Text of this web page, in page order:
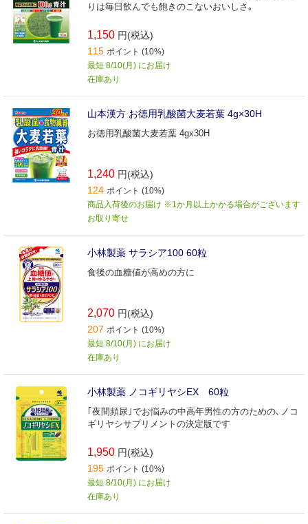
りは毎日飲んでも飽きのこないおいしさ｡
1,150 円(税込)
115 ポイント (10%)
最短 8/10(月) にお届け
在庫あり
山本漢方 お徳用乳酸菌大麦若葉 4g×30H
お徳用乳酸菌大麦若葉 4gx30H
1,240 円(税込)
124 ポイント (10%)
商品入荷後のお届け ※1か月以上かかる場合がございます
お取り寄せ
小林製薬 サラシア100 60粒
食後の血糖値が高めの方に
2,070 円(税込)
207 ポイント (10%)
最短 8/10(月) にお届け
在庫あり
小林製薬 ノコギリヤシEX 60粒
｢夜間頻尿｣でお悩みの中高年男性の方のための､ノコ
ギリヤシサプリメントの決定版です
1,950 円(税込)
195 ポイント (10%)
最短 8/10(月) にお届け
在庫あり